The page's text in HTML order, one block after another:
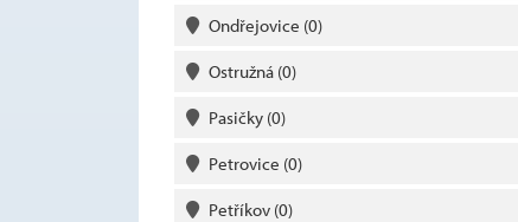
Ondřejovice (0)
Ostružná (0)
Pasičky (0)
Petrovice (0)
Petříkov (0)